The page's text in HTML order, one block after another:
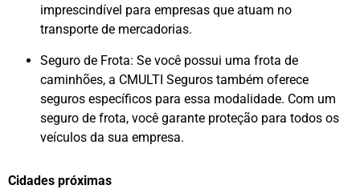
imprescindível para empresas que atuam no
transporte de mercadorias.
Seguro de Frota: Se você possui uma frota de
caminhões, a CMULTI Seguros também oferece
seguros específicos para essa modalidade. Com um
seguro de frota, você garante proteção para todos os
veículos da sua empresa.
Cidades próximas